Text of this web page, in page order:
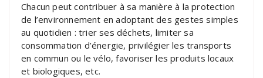
Chacun peut contribuer à sa manière à la protection
de l’environnement en adoptant des gestes simples
au quotidien : trier ses déchets, limiter sa
consommation d’énergie, privilégier les transports
en commun ou le vélo, favoriser les produits locaux
et biologiques, etc.